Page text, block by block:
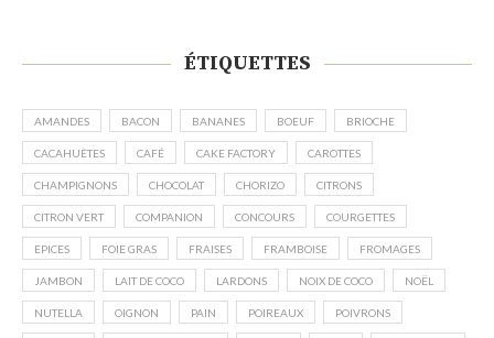
ÉTIQUETTES
AMANDES BACON BANANES BOEUF BRIOCHE
CACAHUÈTES CAFÉ CAKE FACTORY CAROTTES
CHAMPIGNONS CHOCOLAT CHORIZO CITRONS
CITRON VERT COMPANION CONCOURS COURGETTES
EPICES FOIE GRAS FRAISES FRAMBOISE FROMAGES
JAMBON LAIT DE COCO LARDONS NOIX DE COCO NOËL
NUTELLA OIGNON PAIN POIREAUX POIVRONS